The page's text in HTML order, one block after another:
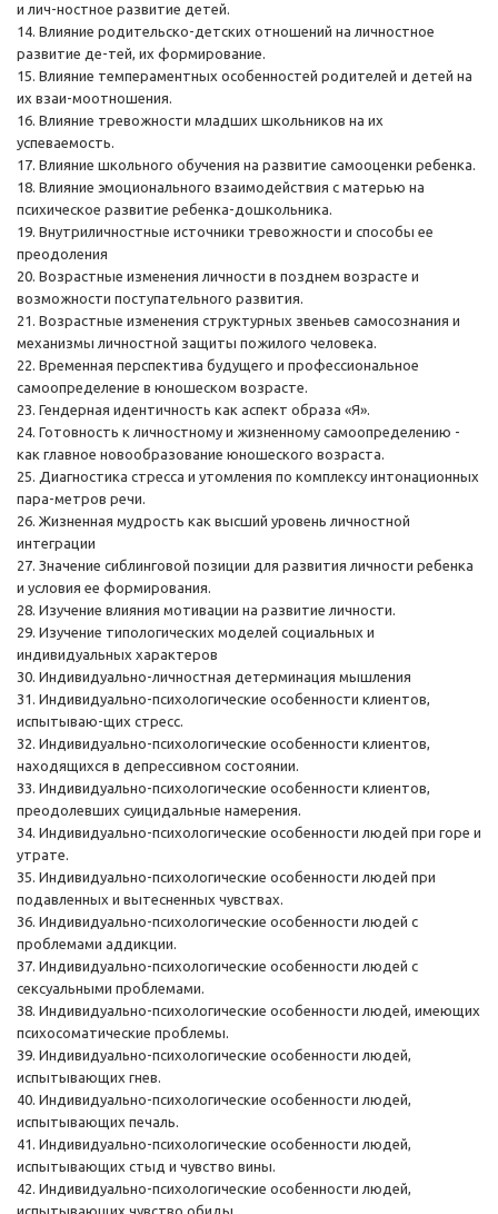
и лич-ностное развитие детей.
14. Влияние родительско-детских отношений на личностное
развитие де-тей, их формирование.
15. Влияние темпераментных особенностей родителей и детей на
их взаи-моотношения.
16. Влияние тревожности младших школьников на их
успеваемость.
17. Влияние школьного обучения на развитие самооценки ребенка.
18. Влияние эмоционального взаимодействия с матерью на
психическое развитие ребенка-дошкольника.
19. Внутриличностные источники тревожности и способы ее
преодоления
20. Возрастные изменения личности в позднем возрасте и
возможности поступательного развития.
21. Возрастные изменения структурных звеньев самосознания и
механизмы личностной защиты пожилого человека.
22. Временная перспектива будущего и профессиональное
самоопределение в юношеском возрасте.
23. Гендерная идентичность как аспект образа «Я».
24. Готовность к личностному и жизненному самоопределению -
как главное новообразование юношеского возраста.
25. Диагностика стресса и утомления по комплексу интонационных
пара-метров речи.
26. Жизненная мудрость как высший уровень личностной
интеграции
27. Значение сиблинговой позиции для развития личности ребенка
и условия ее формирования.
28. Изучение влияния мотивации на развитие личности.
29. Изучение типологических моделей социальных и
индивидуальных характеров
30. Индивидуально-личностная детерминация мышления
31. Индивидуально-психологические особенности клиентов,
испытываю-щих стресс.
32. Индивидуально-психологические особенности клиентов,
находящихся в депрессивном состоянии.
33. Индивидуально-психологические особенности клиентов,
преодолевших суицидальные намерения.
34. Индивидуально-психологические особенности людей при горе и
утрате.
35. Индивидуально-психологические особенности людей при
подавленных и вытесненных чувствах.
36. Индивидуально-психологические особенности людей с
проблемами аддикции.
37. Индивидуально-психологические особенности людей с
сексуальными проблемами.
38. Индивидуально-психологические особенности людей, имеющих
психосоматические проблемы.
39. Индивидуально-психологические особенности людей,
испытывающих гнев.
40. Индивидуально-психологические особенности людей,
испытывающих печаль.
41. Индивидуально-психологические особенности людей,
испытывающих стыд и чувство вины.
42. Индивидуально-психологические особенности людей,
испытывающих чувство обиды.